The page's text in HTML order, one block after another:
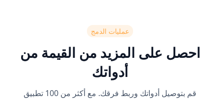
عمليات الدمج
احصل على المزيد من القيمة من
أدواتك
قم بتوصيل أدواتك وربط فرقك. مع أكثر من 100 تطبيق